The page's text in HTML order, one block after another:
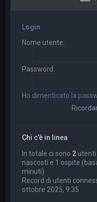
Login
Nome utente:
Password:
Ho dimenticato la
Chi c’è in linea
In totale ci sono 2 utenti
nascosti e 1 ospite
minuti)
Record di utenti
ottobre 2025, 9:35